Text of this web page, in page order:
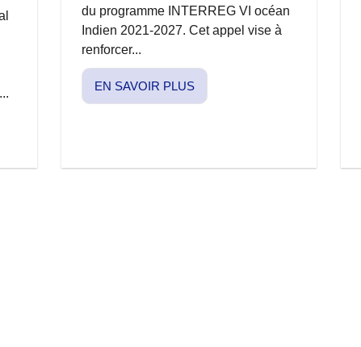
du programme INTERREG VI océan
Indien 2021-2027. Cet appel vise à
renforcer...
EN SAVOIR PLUS